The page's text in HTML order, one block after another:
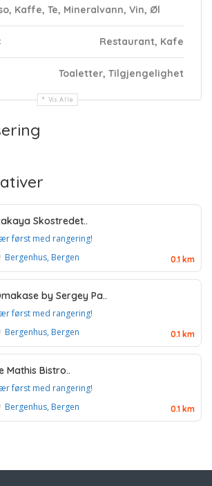
Kaffe, Te, Mineralvann, Vin, Øl
Restaurant, Kafe
Toaletter, Tilgjengelighet
Vis Alle
Skostredet..
først med rangering!
Bergenhus, Bergen
0.1 km
by Sergey Pa..
først med rangering!
Bergenhus, Bergen
0.1 km
Mathis Bistro..
først med rangering!
Bergenhus, Bergen
0.1 km